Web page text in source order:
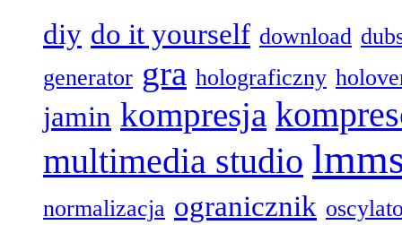
diy do it yourself download
generator gra holograficzny
jamin kompresja
multimedia studio
normalizacja ogranicznik